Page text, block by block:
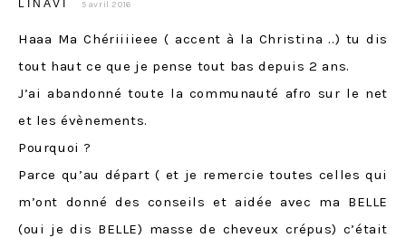
LINAVI 5 avril 2016
Haaa Ma Chériiiieee ( accent à la Christina ..) tu dis
tout haut ce que je pense tout bas depuis 2 ans.
J’ai abandonné toute la communauté afro sur le net
et les évènements.
Pourquoi ?
Parce qu’au départ ( et je remercie toutes celles qui
m’ont donné des conseils et aidée avec ma BELLE
(oui je dis BELLE) masse de cheveux crépus) c’était